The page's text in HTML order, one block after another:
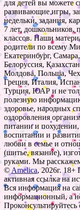
для детей вы можете
развивающие игры,
недельки, задания,
7 лет, дошкольников,
классов. Наши
родители по всему
Екатеринбург,
Белоруссия,
Молдова, Польша,
Греция, Италия,
Турция, ЮАР и не
полезную
здоровье, народных
оздоровления
питании и
воспитании и
любви в семье и
(шитье, вязание),
руками. Мы
© Amelica, 2026г. 18+
активная ссылка на
Вся информация на
информационный, а